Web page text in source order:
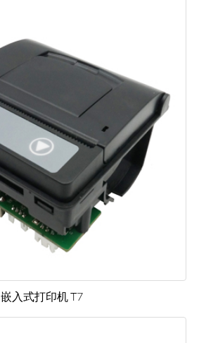
嵌入式打印机 T7